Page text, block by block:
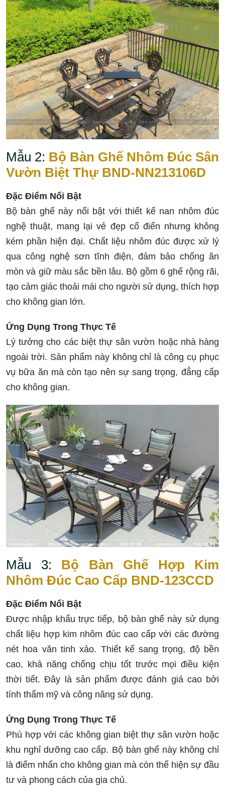
Mẫu 2: Bộ Bàn Ghế Nhôm Đúc Sân
Vườn Biệt Thự BND-NN213106D
Đặc Điểm Nổi Bật
Bộ bàn ghế này nổi bật với thiết kế nan nhôm đúc
nghệ thuật, mang lại vẻ đẹp cổ điển nhưng không
kém phần hiện đại. Chất liệu nhôm đúc được xử lý
qua công nghệ sơn tĩnh điện, đảm bảo chống ăn
mòn và giữ màu sắc bền lâu. Bộ gồm 6 ghế rộng rãi,
tạo cảm giác thoải mái cho người sử dụng, thích hợp
cho không gian lớn.
Ứng Dụng Trong Thực Tế
Lý tưởng cho các biệt thự sân vườn hoặc nhà hàng
ngoài trời. Sản phẩm này không chỉ là công cụ phục
vụ bữa ăn mà còn tạo nên sự sang trọng, đẳng cấp
cho không gian.
Mẫu 3: Bộ Bàn Ghế Hợp Kim
Nhôm Đúc Cao Cấp BND-123CCD
Đặc Điểm Nổi Bật
Được nhập khẩu trực tiếp, bộ bàn ghế này sử dụng
chất liệu hợp kim nhôm đúc cao cấp với các đường
nét hoa văn tinh xảo. Thiết kế sang trọng, độ bền
cao, khả năng chống chịu tốt trước mọi điều kiện
thời tiết. Đây là sản phẩm được đánh giá cao bởi
tính thẩm mỹ và công năng sử dụng.
Ứng Dụng Trong Thực Tế
Phù hợp với các không gian biệt thự sân vườn hoặc
khu nghỉ dưỡng cao cấp. Bộ bàn ghế này không chỉ
là điểm nhấn cho không gian mà còn thể hiện sự đầu
tư và phong cách của gia chủ.